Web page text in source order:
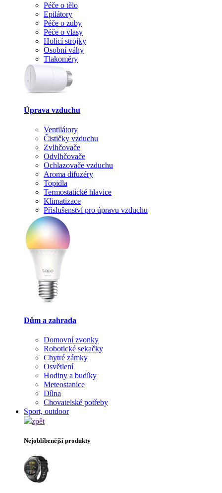
Péče o tělo
Epilátory
Péče o zuby
Péče o vlasy
Holicí strojky
Osobní váhy
Tlakoměry
Úprava vzduchu
Ventilátory
Čističky vzduchu
Zvlhčovače
Odvlhčovače
Ochlazovače vzduchu
Aroma difuzéry
Topidla
Termostatické hlavice
Klimatizace
Příslušenství pro úpravu vzduchu
Dům a zahrada
Domovní zvonky
Robotické sekačky
Chytré zámky
Osvětlení
Hodiny a budíky
Meteostanice
Dílna
Chovatelské potřeby
Sport, outdoor
zpět
Nejoblíbenější produkty